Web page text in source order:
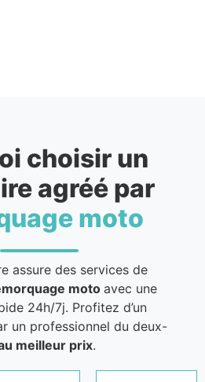
choisir un
agréé par
moto
assure des services de
motoavec une
24h/7j. Profitez d’un
un professionnel du deux-
meilleur prix.